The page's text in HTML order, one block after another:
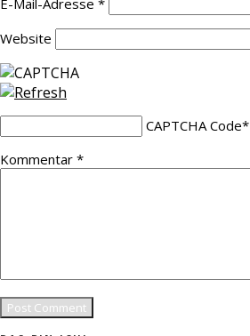
E-Mail-Adresse *
Website
CAPTCHA Code*
Kommentar *